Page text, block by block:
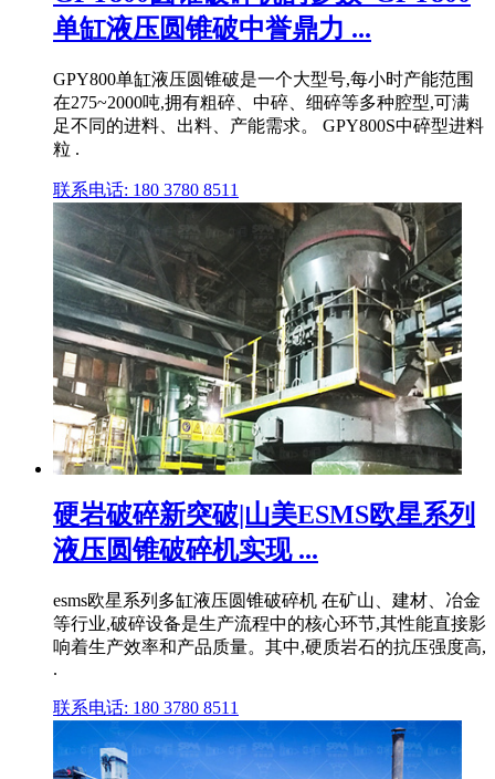
单缸液压圆锥破中誉鼎力 ...
GPY800单缸液压圆锥破是一个大型号,每小时产能范围
在275~2000吨,拥有粗碎、中碎、细碎等多种腔型,可满
足不同的进料、出料、产能需求。 GPY800S中碎型进料
粒 .
联系电话: 180 3780 8511
硬岩破碎新突破|山美ESMS欧星系列
液压圆锥破碎机实现 ...
esms欧星系列多缸液压圆锥破碎机 在矿山、建材、冶金
等行业,破碎设备是生产流程中的核心环节,其性能直接影
响着生产效率和产品质量。其中,硬质岩石的抗压强度高,
.
联系电话: 180 3780 8511